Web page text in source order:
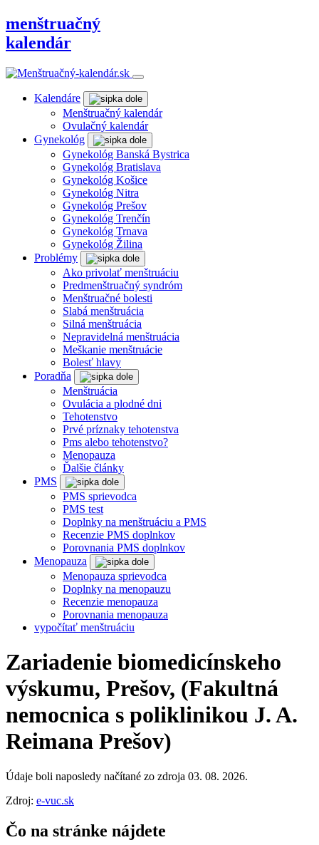
menštruačný
kalendár
Kalendáre
Menštruačný kalendár
Ovulačný kalendár
Gynekológ
Gynekológ Banská Bystrica
Gynekológ Bratislava
Gynekológ Košice
Gynekológ Nitra
Gynekológ Prešov
Gynekológ Trenčín
Gynekológ Trnava
Gynekológ Žilina
Problémy
Ako privolať menštruáciu
Predmenštruačný syndróm
Menštruačné bolesti
Slabá menštruácia
Silná menštruácia
Nepravidelná menštruácia
Meškanie menštruácie
Bolesť hlavy
Poradňa
Menštruácia
Ovulácia a plodné dni
Tehotenstvo
Prvé príznaky tehotenstva
Pms alebo tehotenstvo?
Menopauza
Ďalšie články
PMS
PMS sprievodca
PMS test
Doplnky na menštruáciu a PMS
Recenzie PMS doplnkov
Porovnania PMS doplnkov
Menopauza
Menopauza sprievodca
Doplnky na menopauzu
Recenzie menopauza
Porovnania menopauza
vypočítať menštruáciu
Zariadenie biomedicínskeho
výskumu, Prešov, (Fakultná
nemocnica s poliklinikou J. A.
Reimana Prešov)
Údaje boli naposledy načítané zo zdroja 03. 08. 2026.
Zdroj: e-vuc.sk
Čo na stránke nájdete